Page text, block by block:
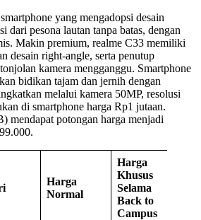
yang mengadopsi desain
dari pesona lautan tanpa batas, dengan
Makin premium, realme C33 memiliki
desain right-angle, serta penutup
kamera mengganggu. Smartphone
bidikan tajam dan jernih dengan
melalui kamera 50MP, resolusi
di smartphone harga Rp1 jutaan.
mendapat potongan harga menjadi
Harga
Normal
Harga
Khusus
Selama
Back to
Campus